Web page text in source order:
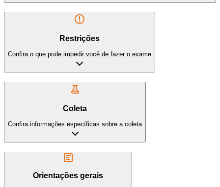
Restrições
Confira o que pode impedir você de fazer o exame
Coleta
Confira informações específicas sobre a coleta
Orientações gerais